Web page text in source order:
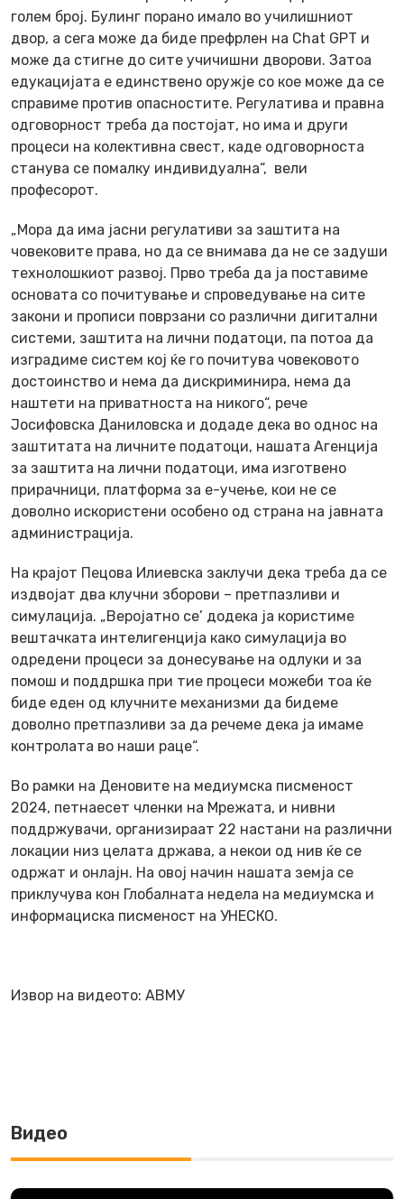
голем број. Булинг порано имало во училишниот
двор, а сега може да биде префрлен на Chat GPT и
може да стигне до сите учичишни дворови. Затоа
едукацијата е единствено оружје со кое може да се
справиме против опасностите. Регулатива и правна
одговорност треба да постојат, но има и други
процеси на колективна свест, каде одговорноста
станува се помалку индивидуална“, вели
професорот.
„Мора да има јасни регулативи за заштита на
човековите права, но да се внимава да не се задуши
технолошкиот развој. Прво треба да ја поставиме
основата со почитување и спроведување на сите
закони и прописи поврзани со различни дигитални
системи, заштита на лични податоци, па потоа да
изградиме систем кој ќе го почитува човековото
достоинство и нема да дискриминира, нема да
наштети на приватноста на никого“, рече
Јосифовска Даниловска и додаде дека во однос на
заштитата на личните податоци, нашата Агенција
за заштита на лични податоци, има изготвено
прирачници, платформа за е-учење, кои не се
доволно искористени особено од страна на јавната
администрација.
На крајот Пецова Илиевска заклучи дека треба да се
издвојат два клучни зборови – претпазливи и
симулација. „Веројатно се’ додека ја користиме
вештачката интелигенција како симулација во
одредени процеси за донесување на одлуки и за
помош и поддршка при тие процеси можеби тоа ќе
биде еден од клучните механизми да бидеме
доволно претпазливи за да речеме дека ја имаме
контролата во наши раце“.
Во рамки на Деновите на медиумска писменост
2024, петнаесет членки на Мрежата, и нивни
поддржувачи, организираат 22 настани на различни
локации низ целата држава, а некои од нив ќе се
одржат и онлајн. На овој начин нашата земја се
приклучува кон Глобалната недела на медиумска и
информациска писменост на УНЕСКО.
Извор на видеото: АВМУ
Видео